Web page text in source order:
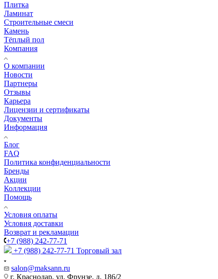
Плитка
Ламинат
Строительные смеси
Камень
Тёплый пол
Компания
О компании
Новости
Партнеры
Отзывы
Карьера
Лицензии и сертификаты
Документы
Информация
Блог
FAQ
Политика конфиденциальности
Бренды
Акции
Коллекции
Помощь
Условия оплаты
Условия доставки
Возврат и рекламации
+7 (988) 242-77-71
+7 (988) 242-77-71 Торговый зал
salon@maksann.ru
г. Краснодар, ул. Фрунзе, д. 186/2